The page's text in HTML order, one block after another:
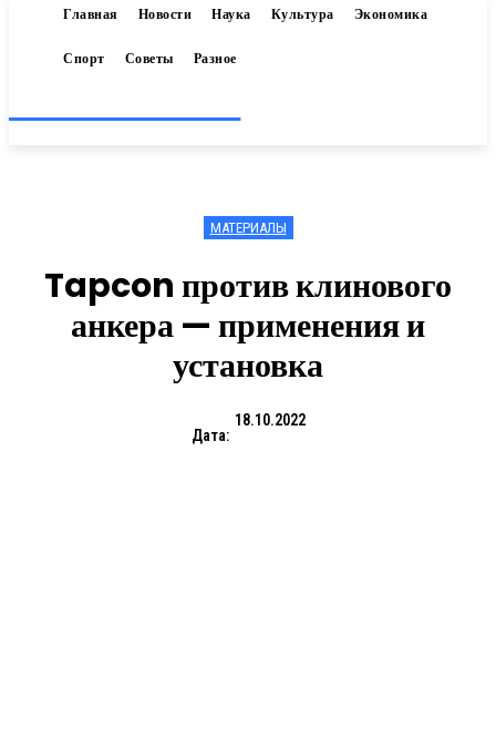
Главная Новости Наука Культура Экономика
Спорт Советы Разное
МАТЕРИАЛЫ
Tapcon против клинового
анкера — применения и
установка
Дата:
18.10.2022